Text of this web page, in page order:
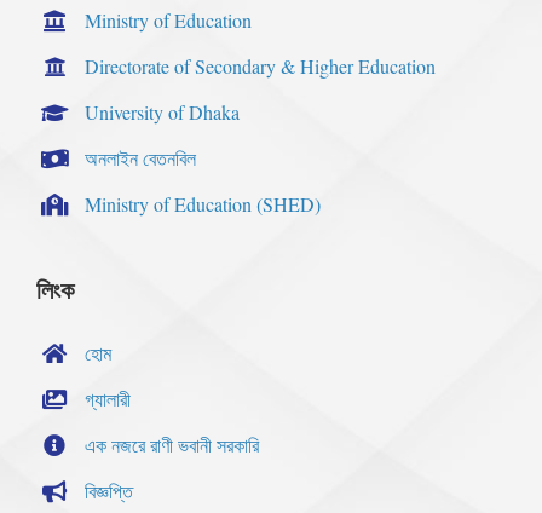
Ministry of Education
Directorate of Secondary & Higher Education
University of Dhaka
অনলাইন বেতনবিল
Ministry of Education (SHED)
লিংক
হোম
গ্যালারী
এক নজরে রাণী ভবানী সরকারি
বিজ্ঞপ্তি